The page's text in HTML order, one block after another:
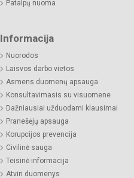
Patalpų nuoma
Informacija
Nuorodos
Laisvos darbo vietos
Asmens duomenų apsauga
Konsultavimasis su visuomene
Dažniausiai užduodami klausimai
Pranešėjų apsauga
Korupcijos prevencija
Civilinė sauga
Teisinė informacija
Atviri duomenys